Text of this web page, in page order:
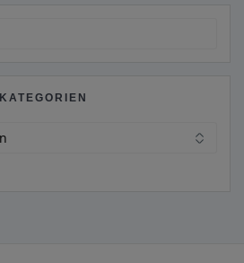
KATEGORIEN